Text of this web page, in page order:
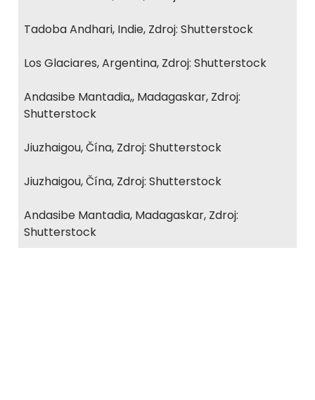
Tadoba Andhari, Indie, Zdroj: Shutterstock
Los Glaciares, Argentina, Zdroj: Shutterstock
Andasibe Mantadia,, Madagaskar, Zdroj:
Shutterstock
Jiuzhaigou, Čína, Zdroj: Shutterstock
Jiuzhaigou, Čína, Zdroj: Shutterstock
Andasibe Mantadia, Madagaskar, Zdroj:
Shutterstock